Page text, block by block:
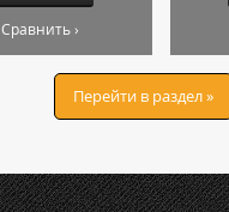
Сравнить ›
Перейти в раздел »